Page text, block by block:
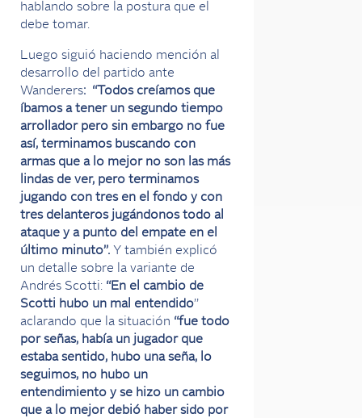
hablando sobre la postura que el
debe tomar.
Luego siguió haciendo mención al
desarrollo del partido ante
Wanderers: “Todos creíamos que
íbamos a tener un segundo tiempo
arrollador pero sin embargo no fue
así, terminamos buscando con
armas que a lo mejor no son las más
lindas de ver, pero terminamos
jugando con tres en el fondo y con
tres delanteros jugándonos todo al
ataque y a punto del empate en el
último minuto”. Y también explicó
un detalle sobre la variante de
Andrés Scotti: “En el cambio de
Scotti hubo un mal entendido”
aclarando que la situación “fue todo
por señas, había un jugador que
estaba sentido, hubo una seña, lo
seguimos, no hubo un
entendimiento y se hizo un cambio
que a lo mejor debió haber sido por